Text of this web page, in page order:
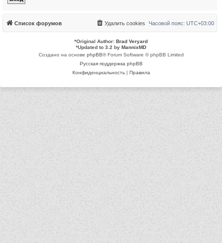
Список форумов Часовой пояс: UTC+03:00
Удалить cookies
*Original Author: Brad Veryard
*Updated to 3.2 by MannixMD
Создано на основе phpBB® Forum Software © phpBB Limited
Русская поддержка phpBB
Конфиденциальность| Правила